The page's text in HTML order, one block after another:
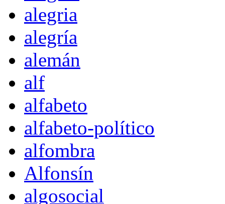
alegria
alegría
alemán
alf
alfabeto
alfabeto-político
alfombra
Alfonsín
algosocial